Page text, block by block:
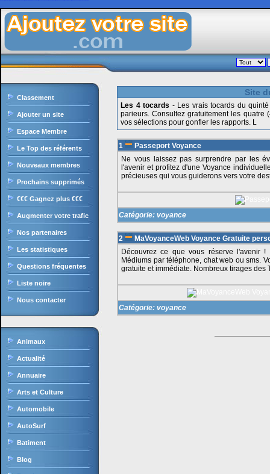
Classement
Ajouter un site
Espace Membre
Le Top des référents
Nouveaux membres
Prochains supprimés
€€€ Gagnez plus €€€
Augmenter votre trafic
Nos partenaires
Les statistiques
Questions fréquentes
Liste noire
Nous contacter
Animaux
Actualité
Annuaire
Arts et Culture
Automobile
AutoSurf
Batiment
Blog
Site
Les 4 tocards - Les vrais tocards du
parieurs. Consultez gratuitement les quatre
vos sélections pour gonfler les rapports. L
1
Passeport Voyance
Ne vous laissez pas surprendre par les
l'avenir et profitez d'une Voyance
précieuses qui vous guiderons vers votre
Catégorie: voyance
2
MaVoyanceWeb Voyance Gratuite
Découvrez ce que vous réserve l'avenir
Médiums par téléphone, chat web ou sms.
gratuite et immédiate. Nombreux tirages des
Catégorie: voyance